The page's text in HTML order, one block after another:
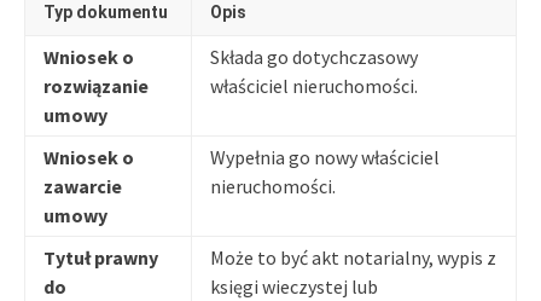
Typ dokumentu Opis
Wniosek o
rozwiązanie
umowy
Składa go dotychczasowy
właściciel nieruchomości.
Wniosek o
zawarcie
umowy
Wypełnia go nowy właściciel
nieruchomości.
Tytuł prawny
do
Może to być akt notarialny, wypis z
księgi wieczystej lub